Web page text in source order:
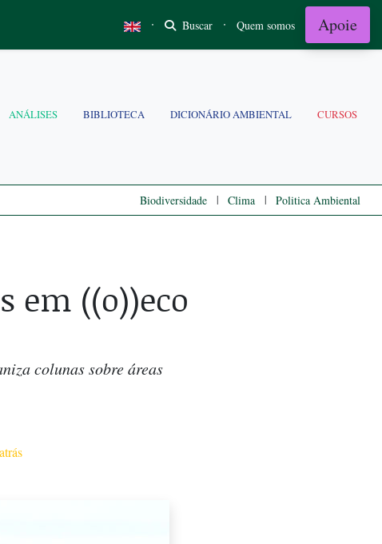
· Buscar · Quem somos Apoie
ANÁLISES BIBLIOTECA DICIONÁRIO AMBIENTAL CURSOS
Biodiversidade | Clima | Politica Ambiental
em ((o))eco
colunas sobre áreas